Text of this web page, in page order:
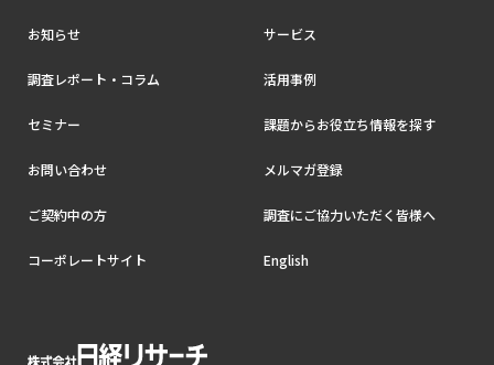
お知らせ サービス
調査レポート・コラム 活用事例
セミナー 課題からお役立ち情報を探す
お問い合わせ メルマガ登録
ご契約中の方 調査にご協力いただく皆様へ
コーポレートサイト English